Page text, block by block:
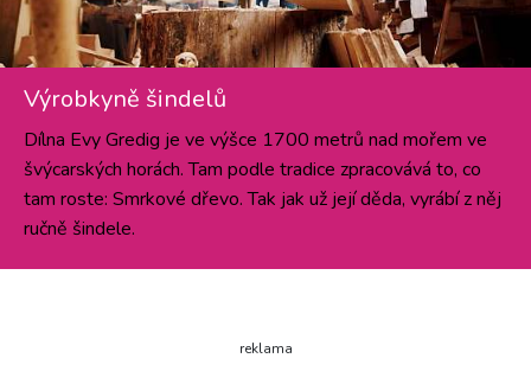
Výrobkyně šindelů
Dílna Evy Gredig je ve výšce 1700 metrů nad mořem ve
švýcarských horách. Tam podle tradice zpracovává to, co
tam roste: Smrkové dřevo. Tak jak už její děda, vyrábí z něj
ručně šindele.
reklama